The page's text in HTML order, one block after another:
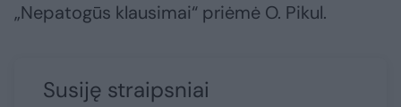
„Nepatogūs klausimai“ priėmė O. Pikul.
Susiję straipsniai